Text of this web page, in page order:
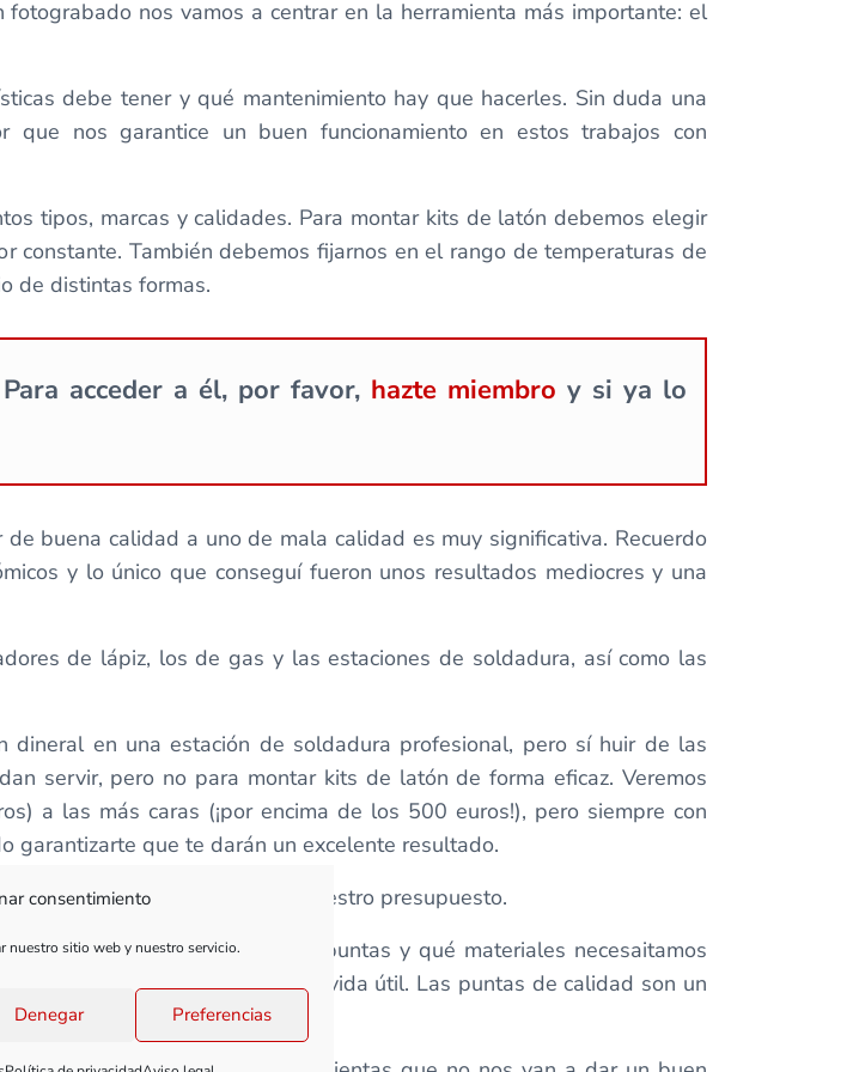
consentimiento
nuestro sitio web y nuestro servicio.
Denegar Preferencias
nos vamos a centrar en la herramienta más importante: el
debe tener y qué mantenimiento hay que hacerles. Sin duda una
que nos garantice un buen funcionamiento en estos trabajos con
tipos, marcas y calidades. Para montar kits de latón debemos elegir
constante. También debemos fijarnos en el rango de temperaturas de
de distintas formas.
acceder a él, por favor, hazte miembro y si ya lo
buena calidad a uno de mala calidad es muy significativa. Recuerdo
y lo único que conseguí fueron unos resultados mediocres y una
de lápiz, los de gas y las estaciones de soldadura, así como las
dineral en una estación de soldadura profesional, pero sí huir de las
servir, pero no para montar kits de latón de forma eficaz. Veremos
a las más caras (¡por encima de los 500 euros!), pero siempre con
garantizarte que te darán un excelente resultado.
versatilidad y sobre todo, de nuestro presupuesto.
mantenimiento de nuestras puntas y qué materiales necesaitamos
posibles y alargar así su vida útil. Las puntas de calidad son un